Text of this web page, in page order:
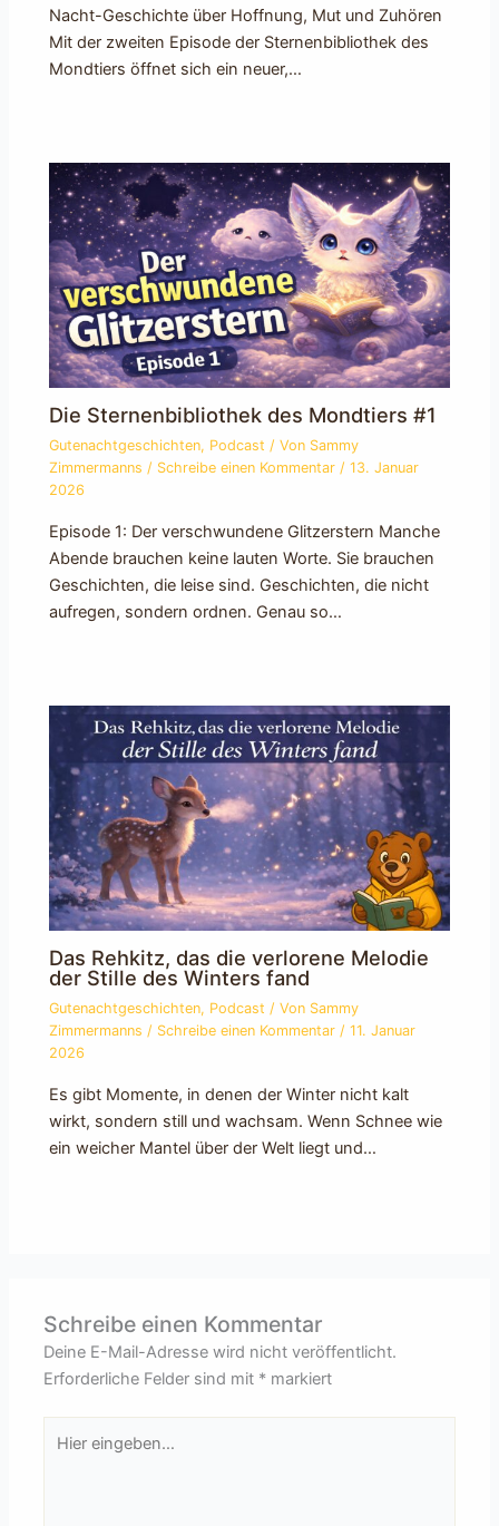
Nacht-Geschichte über Hoffnung, Mut und Zuhören
Mit der zweiten Episode der Sternenbibliothek des
Mondtiers öffnet sich ein neuer,…
Die Sternenbibliothek des Mondtiers #1
Gutenachtgeschichten, Podcast / Von Sammy
Zimmermanns/ Schreibe einen Kommentar /13. Januar
2026
Episode 1: Der verschwundene Glitzerstern Manche
Abende brauchen keine lauten Worte. Sie brauchen
Geschichten, die leise sind. Geschichten, die nicht
aufregen, sondern ordnen. Genau so…
Das Rehkitz, das die verlorene Melodie
der Stille des Winters fand
Gutenachtgeschichten, Podcast / Von Sammy
Zimmermanns/ Schreibe einen Kommentar /11. Januar
2026
Es gibt Momente, in denen der Winter nicht kalt
wirkt, sondern still und wachsam. Wenn Schnee wie
ein weicher Mantel über der Welt liegt und…
Schreibe einen Kommentar
Deine E-Mail-Adresse wird nicht veröffentlicht.
Erforderliche Felder sind mit * markiert
eingeben…